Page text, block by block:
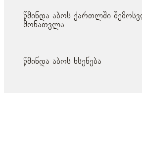
წმინდა აბოს ქართლში
მონათვლა
წმინდა აბოს ხსენება